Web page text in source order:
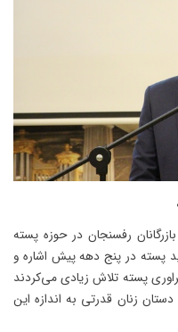
رفسنجان در حوزه پسته
پسته در پنج دهه پیش اشاره و
پسته تلاش زیادی می‌کردند
زنان قدرتی به اندازه این